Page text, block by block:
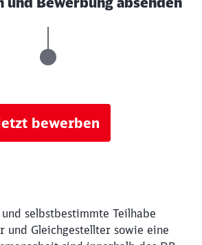
bewerben
selbstbestimmte Teilhabe
und Gleichgestellter sowie eine